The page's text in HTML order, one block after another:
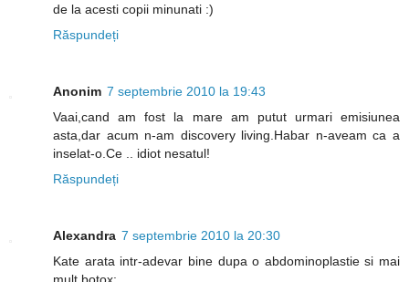
de la acesti copii minunati :)
Răspundeți
Anonim 7 septembrie 2010 la 19:43
Vaai,cand am fost la mare am putut urmari emisiunea
asta,dar acum n-am discovery living.Habar n-aveam ca a
inselat-o.Ce .. idiot nesatul!
Răspundeți
Alexandra 7 septembrie 2010 la 20:30
Kate arata intr-adevar bine dupa o abdominoplastie si mai